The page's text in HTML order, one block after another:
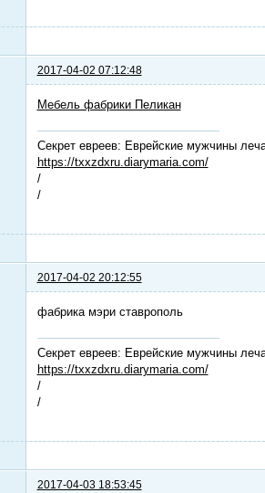
2017-04-02 07:12:48
Мебель фабрики Пеликан
Секрет евреев: Еврейские мужчины
https://txxzdxru.diarymaria.com/
/
/
2017-04-02 20:12:55
фабрика мэри ставрополь
Секрет евреев: Еврейские мужчины
https://txxzdxru.diarymaria.com/
/
/
2017-04-03 18:53:45